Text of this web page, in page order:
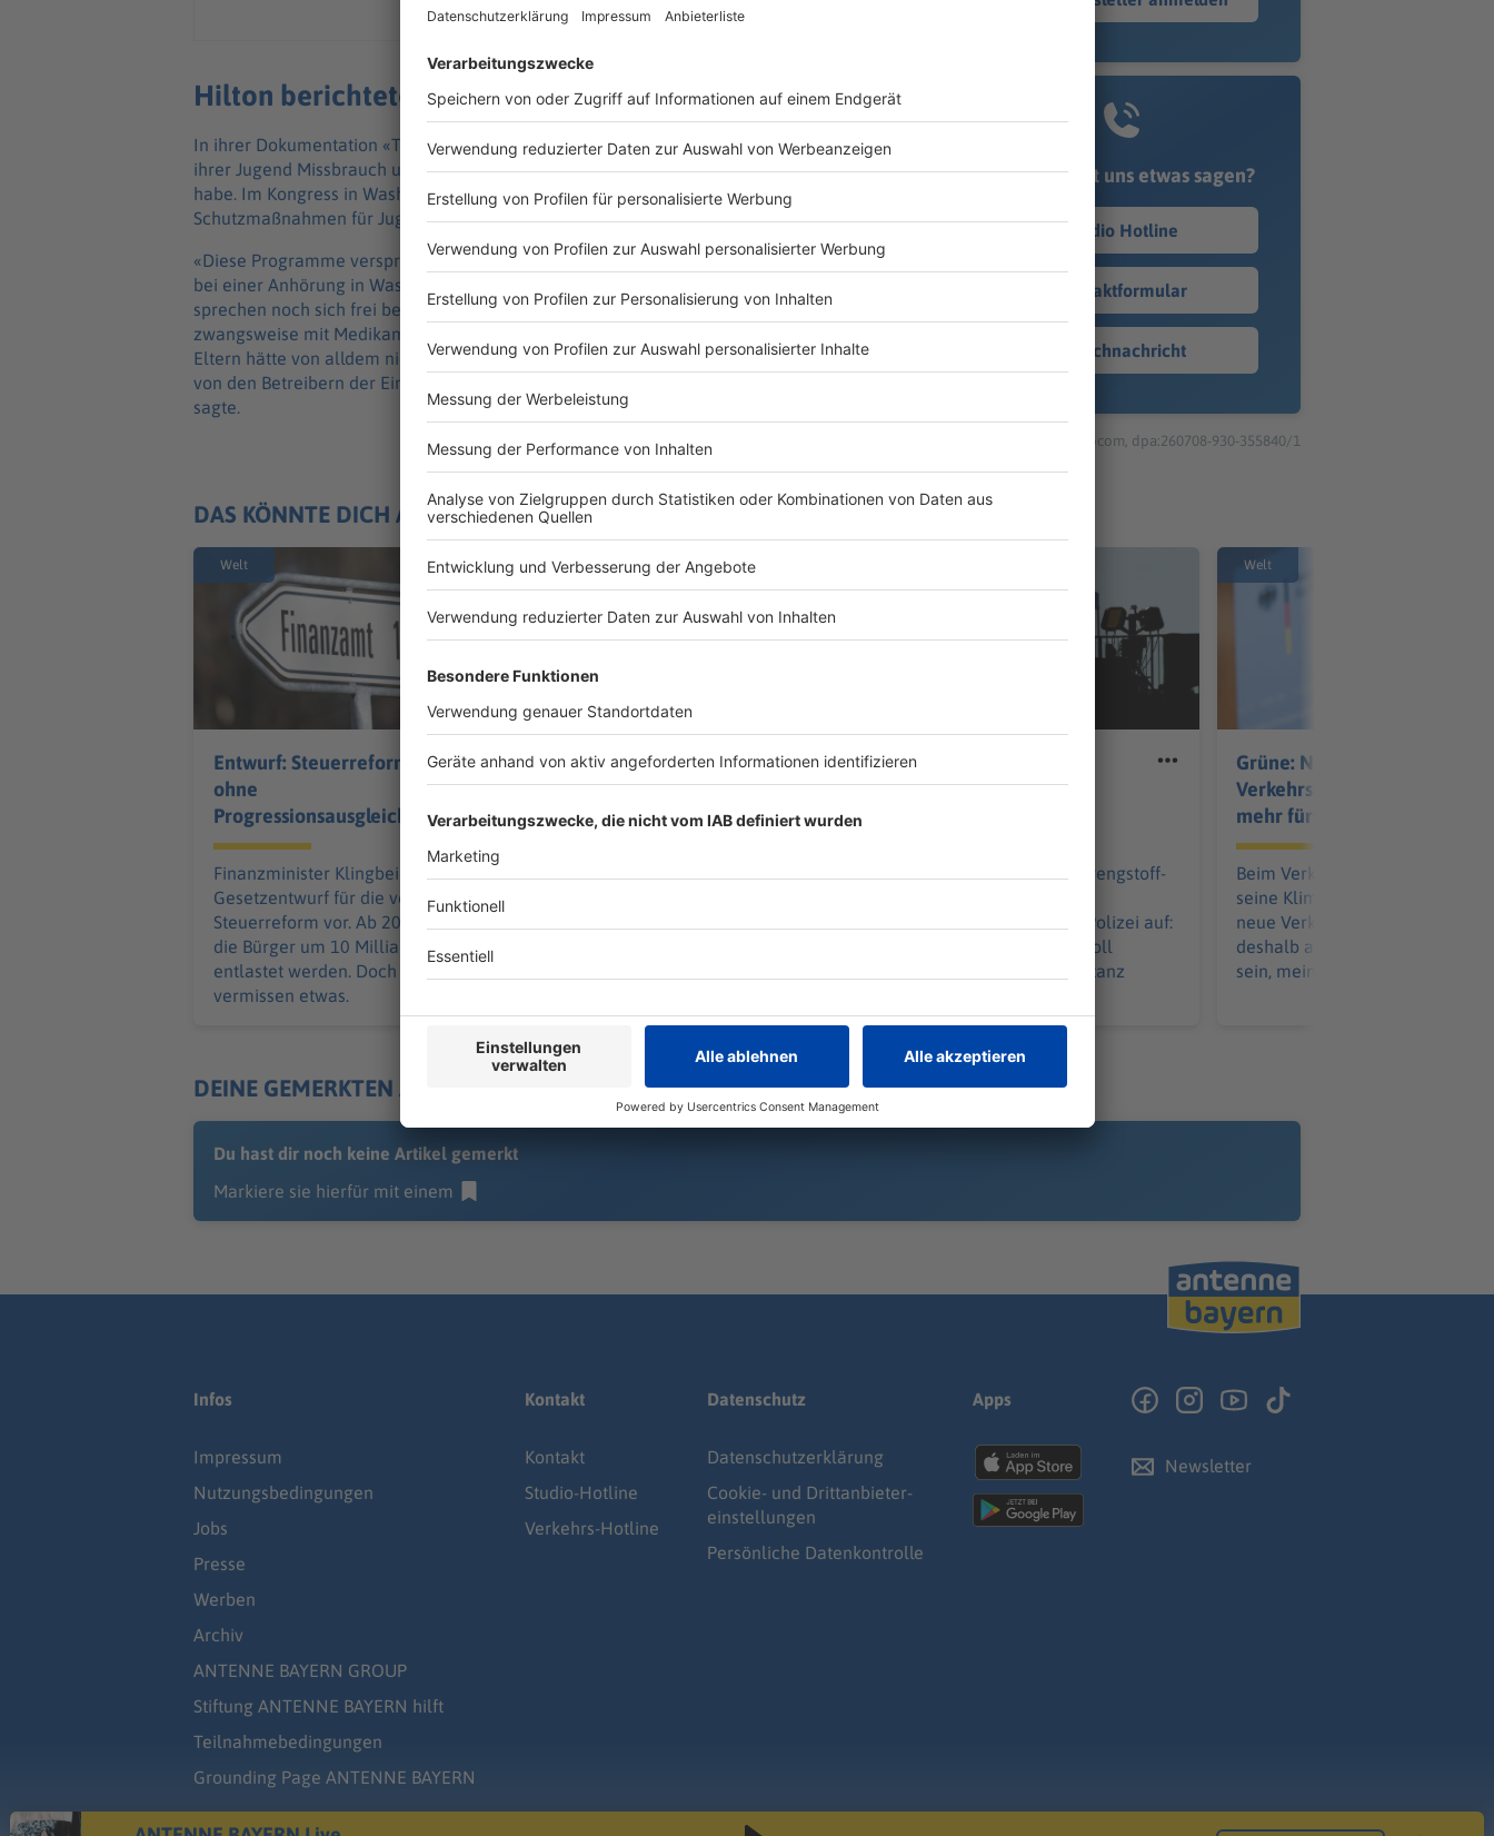
Hilton berichtete schon vor Jahren vom Missbrauch
In ihrer Dokumentation «This is Paris» (2020) hatte Hilton öffentlich gemacht, dass sie in
ihrer Jugend Missbrauch und Gewalt in Schulen für verhaltensauffällige Teenager erlebt
habe. Im Kongress in Washington forderte die Hotelerbin wiederholt bessere Kontrollen und
Schutzmaßnahmen für Jugendliche in derartigen Einrichtungen.
«Diese Programme versprachen Heilung, Wachstum und Unterstützung», führte Hilton 2024
bei einer Anhörung in Washington aus. Stattdessen aber habe sie zwei Jahre lang weder frei
sprechen noch sich frei bewegen dürfen, berichtete die zweifache Mutter. «Ich wurde
zwangsweise mit Medikamenten vollgepumpt und vom Personal sexuell missbraucht.» Ihr
Eltern hätte von alldem nichts gewusst, erzählte Hilton weiter. Sie seien getäuscht worden
von den Betreibern der Einrichtungen - von einer «gewinnorientierten Industrie», wie Hilton
sagte.
Du möchtest uns etwas sagen?
Studio Hotline
Kontaktformular
Sprachnachricht
© dpa-infocom, dpa:260708-930-355840/1
DAS KÖNNTE DICH AUCH INTERESSIEREN
Welt
Entwurf: Steuerreform
ohne
Progressionsausgleich
geplant
Finanzminister Klingbeil legt einen
Gesetzentwurf für die vereinbarte
Steuerreform vor. Ab 2028 sollen
die Bürger um 10 Milliarden
entlastet werden. Doch manche
vermissen etwas.
Welt
Nun kontrolliert auch
Spanien Reisende aus
Italien
Nach Drohnenvorfall:
Neuer Wachposten am
Nach dem Fund einer Sprengstoff-
Leipzig/Halle rüstet die Polizei auf:
Ein neues Radarsystem soll
Drohnen auf größere Distanz
Welt
Grüne: Neuer
Verkehrsminister muss
mehr fürs Klima tun
Beim Verkehrs reißt
seine Klimavorgaben deutlich.
neue Verkehrsminister müsse
deshalb auch ein Klimaminister
sein, meinen die Grünen.
DEINE GEMERKTEN ARTIKEL
Du hast dir noch keine Artikel gemerkt
Markiere sie hierfür mit einem
Infos
Impressum
Nutzungsbedingungen
Jobs
Presse
Werben
Archiv
ANTENNE BAYERN GROUP
Stiftung ANTENNE BAYERN hilft
Teilnahmebedingungen
Grounding Page ANTENNE BAYERN
Kontakt
Kontakt
Studio-Hotline
Verkehrs-Hotline
Datenschutz
Datenschutz­erklärung
Cookie- und Drittanbieter-
einstellungen
Persönliche Datenkontrolle
Apps
Newsletter